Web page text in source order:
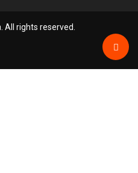
All rights reserved.